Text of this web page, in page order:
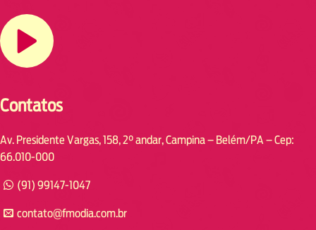
Contatos
Av. Presidente Vargas, 158, 2° andar, Campina – Belém/PA – Cep:
66.010-000
(91) 99147-1047
contato@fmodia.com.br